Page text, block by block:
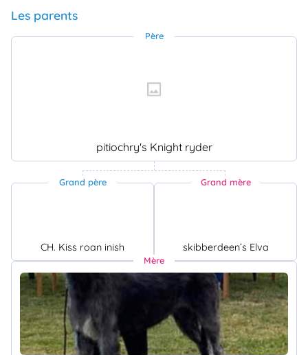
Les parents
Père
pitiochry's Knight ryder
Grand père
CH. Kiss roan inish
Grand mère
skibberdeen’s Elva
Mère